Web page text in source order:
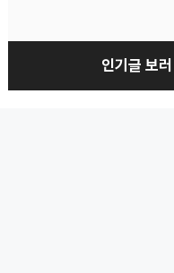
인기글 보러